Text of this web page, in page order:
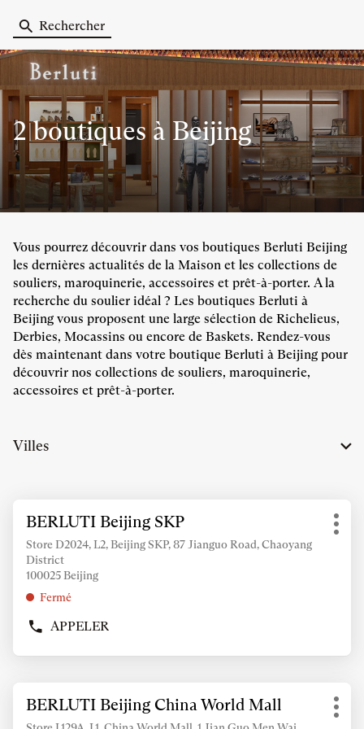
Rechercher
2 boutiques à Beijing
Vous pourrez découvrir dans vos boutiques Berluti Beijing
les dernières actualités de la Maison et les collections de
souliers, maroquinerie, accessoires et prêt-à-porter. A la
recherche du soulier idéal ? Les boutiques Berluti à
Beijing vous proposent une large sélection de Richelieus,
Derbies, Mocassins ou encore de Baskets. Rendez-vous
dès maintenant dans votre boutique Berluti à Beijing pour
découvrir nos collections de souliers, maroquinerie,
accessoires et prêt-à-porter.
Villes
sur
touche
ENTRÉE
pour
plus
Point
de
vente
:
BERLUTI Beijing SKP
Store D2024, L2, Beijing SKP, 87 Jianguo Road, Chaoyang
District
100025 Beijing
Fermé
APPELER
AFFICHER
DU
POINT
Plus
surPoint
de
BERLUTI Beijing China World Mall
Plus